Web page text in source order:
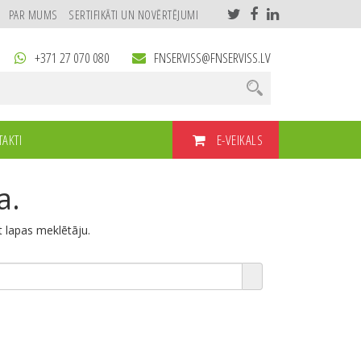
PAR MUMS SERTIFIKĀTI UN NOVĒRTĒJUMI
+371 27 070 080 FNSERVISS@FNSERVISS.LV
E-VEIKALS
lapas meklētāju.